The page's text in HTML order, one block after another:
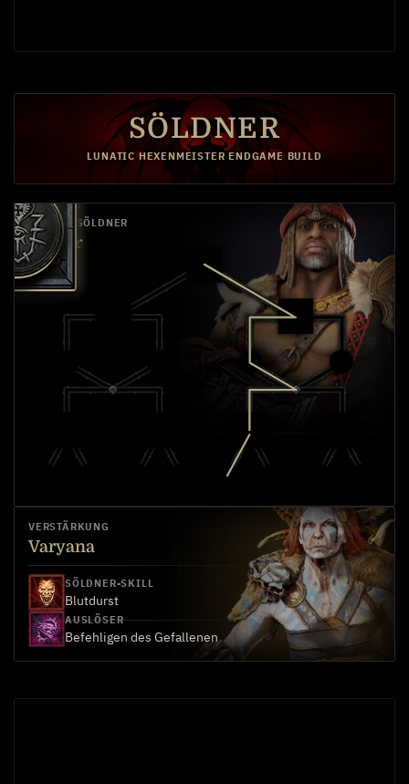
SÖLDNER
LUNATIC HEXENMEISTER ENDGAME BUILD
PRIMÄR-SÖLDNER
Raheir
VERSTÄRKUNG
Varyana
SÖLDNER-SKILL
Blutdurst
AUSLÖSER
Befehligen des Gefallenen